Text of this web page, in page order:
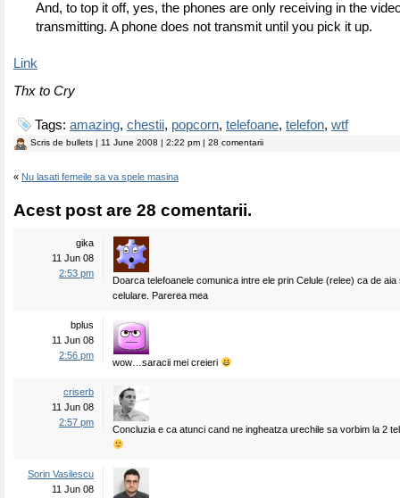
And, to top it off, yes, the phones are only receiving in the
transmitting. A phone does not transmit until you pick it up.
Link
Thx to Cry
Tags: amazing, chestii, popcorn, telefoane, telefon, wtf
Scris de bullets | 11 June 2008 | 2:22 pm | 28 comentarii
« Nu lasati femeile sa va spele masina
Acest post are 28 comentarii.
gika
11 Jun 08
2:53 pm
Doarca telefoanele comunica intre ele prin Celule (relee) ca de
celulare. Parerea mea
bplus
11 Jun 08
2:56 pm
wow…saracii mei creieri
criserb
11 Jun 08
2:57 pm
Concluzia e ca atunci cand ne ingheatza urechile sa vorbim la 2
Sorin Vasilescu
11 Jun 08